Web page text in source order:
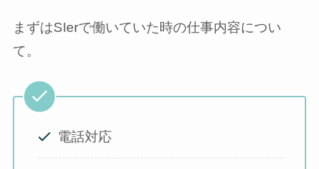
まずはSIerで働いていた時の仕事内容につい
て。
電話対応